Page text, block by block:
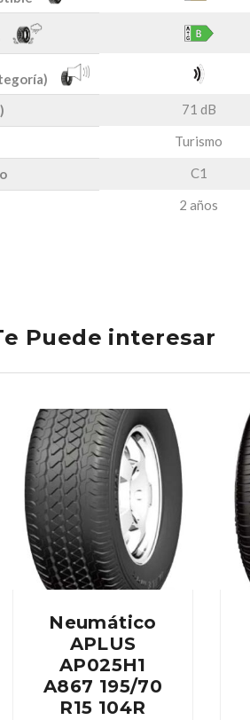
71 dB
Turismo
C1
2 años
Puede interesar
Neumático
APLUS
AP025H1
A867 195/70
R15 104R